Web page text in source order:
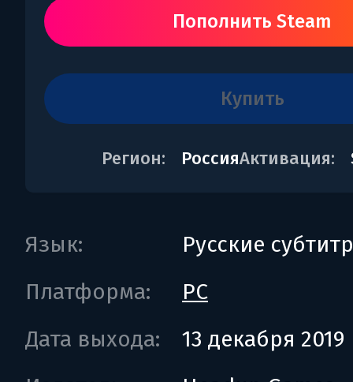
Пополнить Steam
купить
Регион: РоссияАктивация:
Язык:
Русские
Платформа:
PC
Дата выхода:
13 декабря 2019